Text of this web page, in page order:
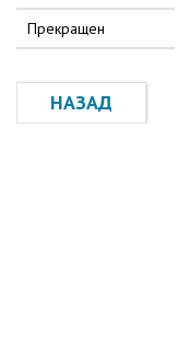
Прекращен
НАЗАД